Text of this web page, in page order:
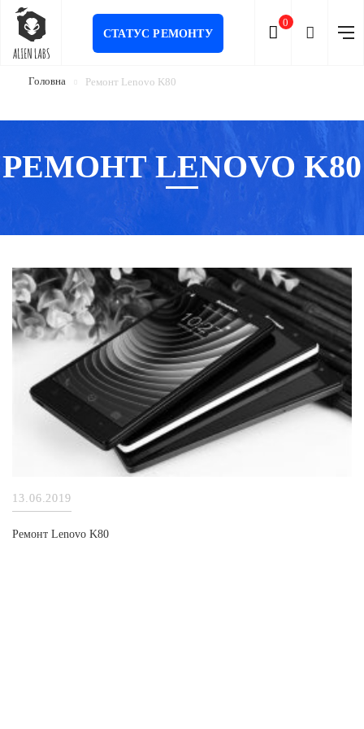
Головна Ремонт Lenovo K80
РЕМОНТ LENOVO K80
13.06.2019
Ремонт Lenovo K80
СТАТУС РЕМОНТУ
0